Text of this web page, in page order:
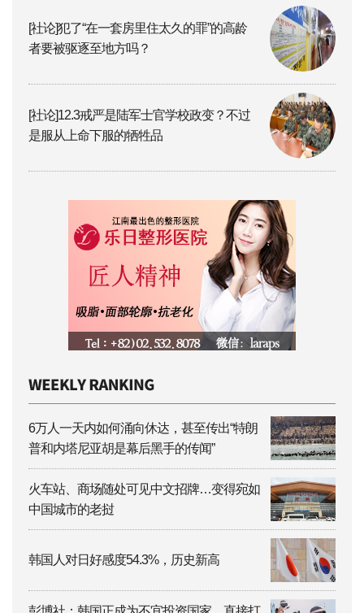
[社论]犯了“在一套房里住太久的罪”的高龄
者要被驱逐至地方吗？
[社论]12.3戒严是陆军士官学校政变？不过
是服从上命下服的牺牲品
6万人一天内如何涌向休达，甚至传出“特朗
普和内塔尼亚胡是幕后黑手的传闻”
火车站、商场随处可见中文招牌…变得宛如
中国城市的老挝
韩国人对日好感度54.3%，历史新高